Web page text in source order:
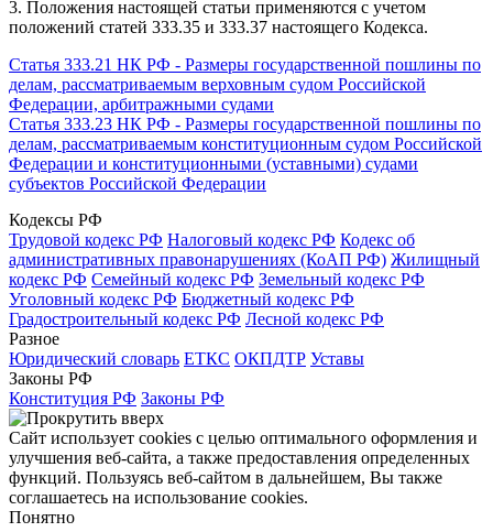
3. Положения настоящей статьи применяются с учетом
положений статей 333.35 и 333.37 настоящего Кодекса.
Статья 333.21 НК РФ - Размеры государственной пошлины по
делам, рассматриваемым верховным судом Российской
Федерации, арбитражными судами
Статья 333.23 НК РФ - Размеры государственной пошлины по
делам, рассматриваемым конституционным судом Российской
Федерации и конституционными (уставными) судами
субъектов Российской Федерации
Кодексы РФ
Трудовой кодекс РФ Налоговый кодекс РФ Кодекс об
административных правонарушениях (КоАП РФ) Жилищный
кодекс РФ Семейный кодекс РФ Земельный кодекс РФ
Уголовный кодекс РФ Бюджетный кодекс РФ
Градостроительный кодекс РФ Лесной кодекс РФ
Разное
Юридический словарь ЕТКС ОКПДТР Уставы
Законы РФ
Конституция РФ Законы РФ
Сайт использует cookies с целью оптимального оформления и
улучшения веб-сайта, а также предоставления определенных
функций. Пользуясь веб-сайтом в дальнейшем, Вы также
соглашаетесь на использование cookies.
Понятно